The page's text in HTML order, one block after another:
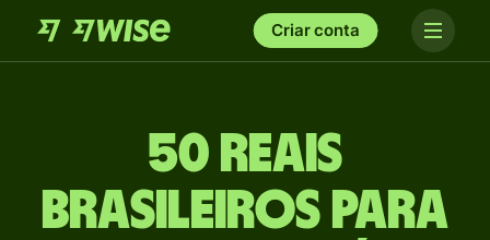
Criar conta
50 Reais
brasileiros para